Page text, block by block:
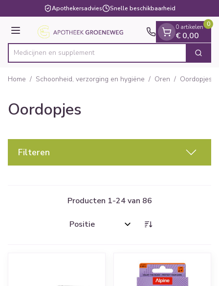
Ga naar de inhoudApothekersadvies Snelle beschikbaarheid
Menu
Product, merk, categorie...
Medi Zoek
0 artikelen
€ 0,00
0
Home / Schoonheid, verzorging en hygiëne / Oren / Oordopjes
Oordopjes
Filteren
Producten 1-24van 86
Sorteer op: